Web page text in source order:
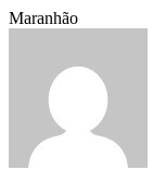
Maranhão